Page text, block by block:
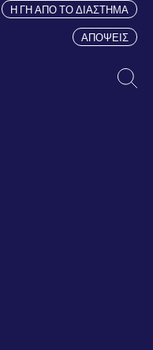
Η ΓΗ ΑΠΟ ΤΟ ΔΙΑΣΤΗΜΑ
ΑΠΟΨΕΙΣ